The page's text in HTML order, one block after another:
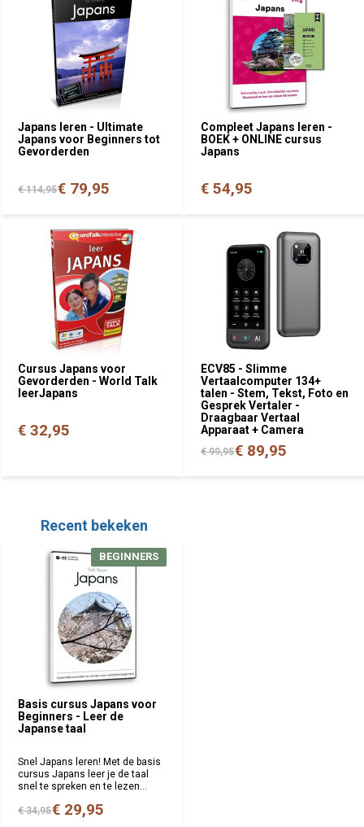
Japans leren - Ultimate
Japans voor Beginners tot
Gevorderden
€ 114,95€ 79,95
Compleet Japans leren -
BOEK + ONLINE cursus
Japans
€ 54,95
Cursus Japans voor
Gevorderden - World Talk
leerJapans
€ 32,95
ECV85 - Slimme
Vertaalcomputer 134+
talen - Stem, Tekst, Foto en
Gesprek Vertaler -
Draagbaar Vertaal
Apparaat + Camera
€ 99,95€ 89,95
Recent bekeken
Basis cursus Japans voor
Beginners - Leer de
Japanse taal
BEGINNERS
Snel Japans leren! Met de basis
cursus Japans leer je de taal
snel te spreken en te lezen...
€ 34,95€ 29,95